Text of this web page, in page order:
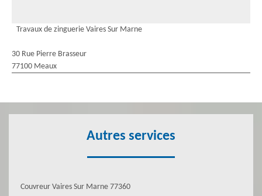
Travaux de zinguerie Vaires Sur Marne
30 Rue Pierre Brasseur
77100 Meaux
Autres services
Couvreur Vaires Sur Marne 77360